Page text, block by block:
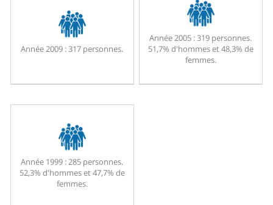
Année 2009 :317 personnes.
Année 2005 :319 personnes.
51,7% d'hommes et 48,3% de
femmes.
Année 1999 :285 personnes.
52,3% d'hommes et 47,7% de
femmes.